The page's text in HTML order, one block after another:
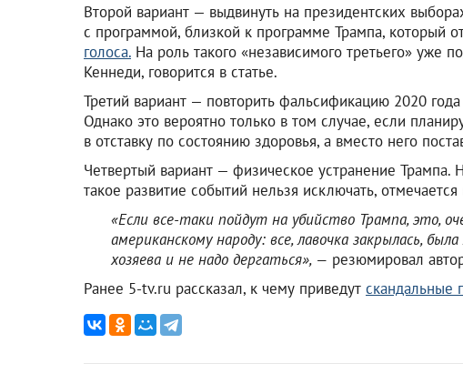
Второй вариант — выдвинуть на президентских
с программой, близкой к программе Трампа, который
голоса. На роль такого «независимого третьего» уже
Кеннеди, говорится в статье.
Третий вариант — повторить фальсификацию 2020
Однако это вероятно только в том случае, если
в отставку по состоянию здоровья, а вместо него
Четвертый вариант — физическое устранение Трампа.
такое развитие событий нельзя исключать,
«Если все-таки пойдут на убийство Трампа, это,
американскому народу: все, лавочка закрылась,
хозяева и не надо дергаться», — резюмировал
Ранее 5-tv.ru рассказал, к чему приведут скандальные